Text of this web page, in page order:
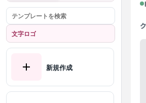
文字ロゴ
新規作成